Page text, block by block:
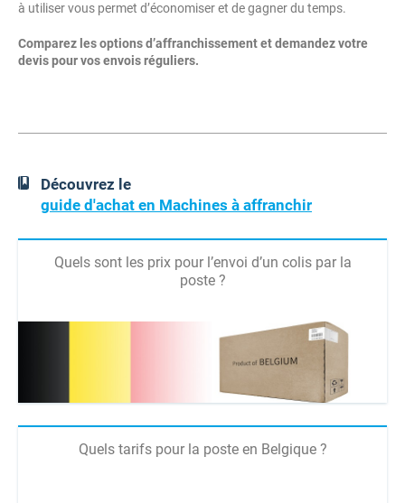
à utiliser vous permet d’économiser et de gagner du temps.
Comparez les options d’affranchissement et demandez votre
devis pour vos envois réguliers.
Découvrez le
guide d'achat en Machines à affranchir
Quels sont les prix pour l’envoi d’un colis par la
poste ?
Quels tarifs pour la poste en Belgique ?